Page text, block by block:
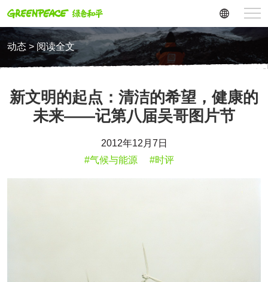
动态 > 阅读全文
新文明的起点：清洁的希望，健康的
未来——记第八届吴哥图片节
2012年12月7日
#气候与能源
#时评